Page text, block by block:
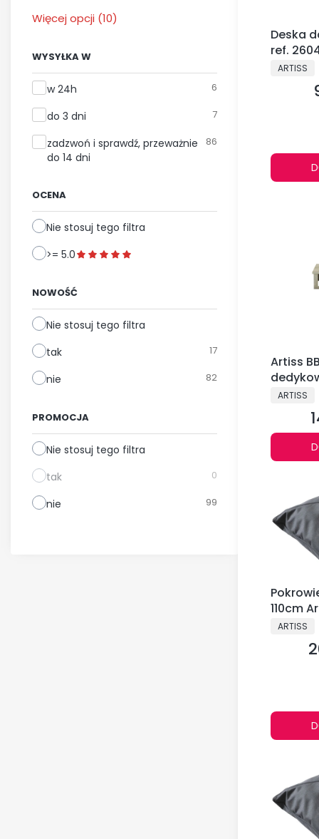
Więcej opcji (10)
WYSYŁKA W
Wysyłka w
w 24h 6
do 3 dni 7
zadzwoń i sprawdź, przeważnie
do 14 dni
86
OCENA
Nie stosuj tego filtra
>= 5.0
NOWOŚĆ
Nie stosuj tego filtra
tak
17
nie 82
PROMOCJA
Nie stosuj tego filtra
tak
0
nie 99
Deska
ref.
ARTISS
Artiss
ARTISS
110cm
ARTISS